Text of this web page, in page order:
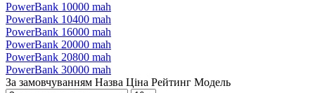
PowerBank 10000 mah
PowerBank 10400 mah
PowerBank 16000 mah
PowerBank 20000 mah
PowerBank 20800 mah
PowerBank 30000 mah
За замовчуванням Назва Ціна Рейтинг Модель